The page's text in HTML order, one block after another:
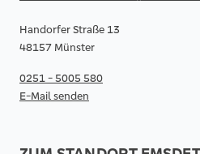
Handorfer Straße 13
48157 Münster
0251 - 5005 580
E-Mail senden